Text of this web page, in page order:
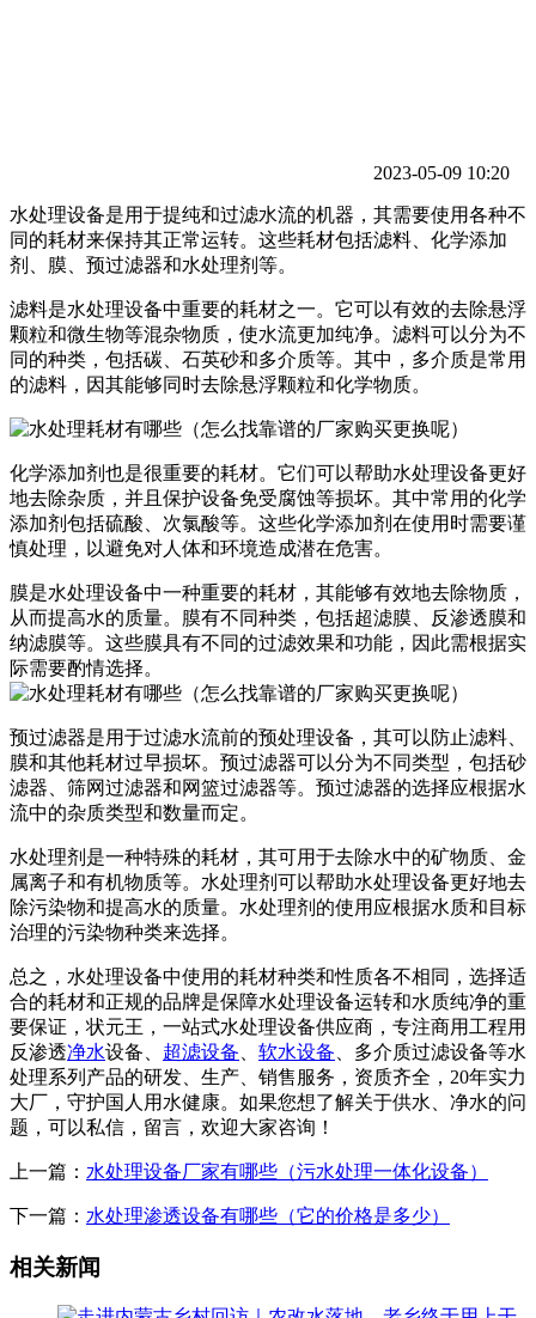
2023-05-09 10:20
水处理设备是用于提纯和过滤水流的机器，其需要使用各种不
同的耗材来保持其正常运转。这些耗材包括滤料、化学添加
剂、膜、预过滤器和水处理剂等。
滤料是水处理设备中重要的耗材之一。它可以有效的去除悬浮
颗粒和微生物等混杂物质，使水流更加纯净。滤料可以分为不
同的种类，包括碳、石英砂和多介质等。其中，多介质是常用
的滤料，因其能够同时去除悬浮颗粒和化学物质。
化学添加剂也是很重要的耗材。它们可以帮助水处理设备更好
地去除杂质，并且保护设备免受腐蚀等损坏。其中常用的化学
添加剂包括硫酸、次氯酸等。这些化学添加剂在使用时需要谨
慎处理，以避免对人体和环境造成潜在危害。
膜是水处理设备中一种重要的耗材，其能够有效地去除物质，
从而提高水的质量。膜有不同种类，包括超滤膜、反渗透膜和
纳滤膜等。这些膜具有不同的过滤效果和功能，因此需根据实
际需要酌情选择。
预过滤器是用于过滤水流前的预处理设备，其可以防止滤料、
膜和其他耗材过早损坏。预过滤器可以分为不同类型，包括砂
滤器、筛网过滤器和网篮过滤器等。预过滤器的选择应根据水
流中的杂质类型和数量而定。
水处理剂是一种特殊的耗材，其可用于去除水中的矿物质、金
属离子和有机物质等。水处理剂可以帮助水处理设备更好地去
除污染物和提高水的质量。水处理剂的使用应根据水质和目标
治理的污染物种类来选择。
总之，水处理设备中使用的耗材种类和性质各不相同，选择适
合的耗材和正规的品牌是保障水处理设备运转和水质纯净的重
要保证，状元王，一站式水处理设备供应商，专注商用工程用
反渗透净水设备、 超滤设备 软水设备 、多介质过滤设备等水
处理系列产品的研发、生产、销售服务，资质齐全，20年实力
大厂，守护国人用水健康。如果您想了解关于供水、净水的问
题，可以私信，留言，欢迎大家咨询！
上一篇： 水处理设备厂家有哪些（污水处理一体化设备）
下一篇： 水处理渗透设备有哪些（它的价格是多少）
相关新闻